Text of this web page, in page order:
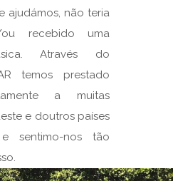
ajudámos, não teria
ou recebido uma
Através do
temos prestado
a muitas
e doutros países
e sentimo-nos tão